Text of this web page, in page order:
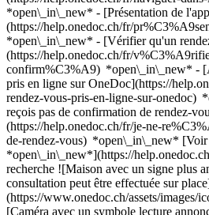
*open\_in\_new* - [Présentation de
(https://help.onedoc.ch/fr/
*open\_in\_new* - [Vérifier qu'un rendez-vous est confirmé](https://help.onedoc.ch/fr/v%C3%A9rifier-quun-rendez-vous-est-confirm%C3%A9) *open\_in\_new* - [Annuler un rendez-vous pris en ligne sur OneDoc](https://help.onedoc.ch/fr/annuler-un-rendez-vous-pris-en-ligne-sur-onedoc) *open\_in\_new* - [Je ne reçois pas de confirmation de rendez-vous](https://help.onedoc.ch/fr/je-ne-re%C3%A7ois-pas-de-confirmation-de-rendez-vous) *open\_in\_new* [Voir tous nos articles *open\_in\_new*](https://help.onedoc.ch/fr/) close ## Modifier votre recherche ![Maison avec un signe plus annonçant qu’une consultation peut être effectuée sur place](https://www.onedoc.ch/assets/images/icons/on-site.svg) Sur place ![Caméra avec un symbole lecture annonçant qu’une consultation peut être effectuée à distance en vidéo](https://www.onedoc.ch/assets/images/icons/remote.svg) À distance Rechercher #### Spécialités #### Praticiens #### Établissements edit Réflexologue à Bassecourt tune Filtrer par Nouveaux patients*keyboard\_arrow\_down* - Acceptés*check\_circle* Langue parlée*keyboard\_arrow\_down* - Allemand*check\_circle* - Anglais*check\_circle* - Espagnol*check\_circle* - Français*check\_circle* - Italien*check\_circle* - Portugais*check\_circle* - Suédois*check\_circle* Sexe*keyboard\_arrow\_down* - Femme*check\_circle* - Homme*check\_circle* Réseau*keyboard\_arrow\_down* - ASCA*check\_circle* - RME*check\_circle* Disponibilité*keyboard\_arrow\_down* - Disponible aujourdhui*check\_circle* - Dans les 3 prochains jours*check\_circle* - Dans les 7 prochains jours*check\_circle* - Dans les 14 prochains jours*check\_circle* # Réflexologue à Bassecourt: prenez rendez-vous en ligne aujourd'hui ## 1 résultat à Bassecourt [![M. Didier Erard, thérapeute en drainage lymphatique à Bassecourt](https://assets.onedoc.ch/images/users/795d570ce5539faf285770e2cb381442f5bafca2fd189dc9dc4e92e4909c2a57-small.jpg "M. Didier Erard, thérapeute en drainage lymphatique à Bassecourt")](https://www.onedoc.ch/fr/therapeute-en-drainage-lymphatique/bassecourt/pcr9p/didier-erard) ### [M. Didier Erard](https://www.onedoc.ch/fr/therapeute-en-drainage-lymphatique/bassecourt/pcr9p/didier-erard) ![Badge indiquant un profil vérifié](https://www.onedoc.ch/assets/images/icons/checkmark.svg) [Thérapeute en drainage lymphatique](https://www.onedoc.ch/fr/therapeute-en-drainage-lymphatique/bassecourt), Réflexologue Didier Erard, cabinet de thérapies alternatives Rue de l'Abbé-Monnin 38 2854 Bassecourt ![M. Didier Erard est affilié au réseau ASCA](https://assets.onedoc.ch/images/networks/logos/496d325fd4282f2f0a46197dd629fd16fcd2d324839e441a2a65aaa74df08a15-small.png)![M. Didier Erard est affilié au réseau RME](https://assets.onedoc.ch/images/networks/logos/a202aabd14cdddb5ff03205af2481fb805645ff903773c55a6c572d22f23762e-small.png) ![Icône patient avec un signe plus annonçant que le professionnel accepte de nouveaux patients](https://www.onedoc.ch/assets/images/icons/new-patients.svg)Accepte les nouveaux patients [Réserver un RDV](https://www.onedoc.ch/fr/therapeute-en-drainage-lymphatique/bassecourt/pcr9p/didier-erard) *chevron\_left* mar. 04 août *chevron\_right* Voir plus de rendez-vous *error\_outline* Une erreur s'est produite lors du chargement des disponibilités [Réessayer](https://www.onedoc.ch) ## __Réflexologues__: d'autres spécialistes sont réservables en ligne dans les environs de __Bassecourt__ [![Mme Maria Sedzik, réflexologue à Haute-Sorne](https://assets.onedoc.ch/images/users/8589aa41b72ce5fbd91512f1242f044757618f93288338bdcc693288e6cc61da-small.jpg "Mme Maria Sedzik, réflexologue à Haute-Sorne")](https://www.onedoc.ch/fr/reflexologue/haute-sorne/pc2vz/maria-sedzik) ### [Mme Maria Sedzik](https://www.onedoc.ch/fr/reflexologue/haute-sorne/pc2vz/maria-sedzik) ![Badge indiquant un profil vérifié](https://www.onedoc.ch/assets/images/icons/checkmark.svg) [Réflexologue](https://www.onedoc.ch/fr/reflexologue/haute-sorne) Relaxate Bassecourt Rue du Champ Hulay 10 2854 Haute-Sorne ![Mme Maria Sedzik est affiliée au réseau ASCA](https://assets.onedoc.ch/images/networks/logos/496d325fd4282f2f0a46197dd629fd16fcd2d324839e441a2a65aaa74df08a15-small.png)![Mme Maria Sedzik est affiliée au réseau RME](https://assets.onedoc.ch/images/networks/logos/a202aabd14cdddb5ff03205af2481fb805645ff903773c55a6c572d22f23762e-small.png) ![Icône patient avec un signe plus annonçant que le professionnel accepte de nouveaux patients](https://www.onedoc.ch/assets/images/icons/new-patients.svg)Accepte les nouveaux patients [Réserver un RDV](https://www.onedoc.ch/fr/reflexologue/haute-sorne/pc2vz/maria-sedzik) *chevron\_left* mar. 04 août *chevron\_right* Voir plus de rendez-vous *error\_outline* Une erreur s'est produite lors du chargement des disponibilités [Réessayer](https://www.onedoc.ch) [![M. Valentin Piaget, masseur médical à Malleray](https://assets.onedoc.ch/images/users/8d2a96ca49cccc2355bbc418d78991859881f793d58fc94f086ab17edfb3edff-small.jpg "M. Valentin Piaget, masseur médical à Malleray")](https://www.onedoc.ch/fr/masseur-medical/malleray/pjej/valentin-